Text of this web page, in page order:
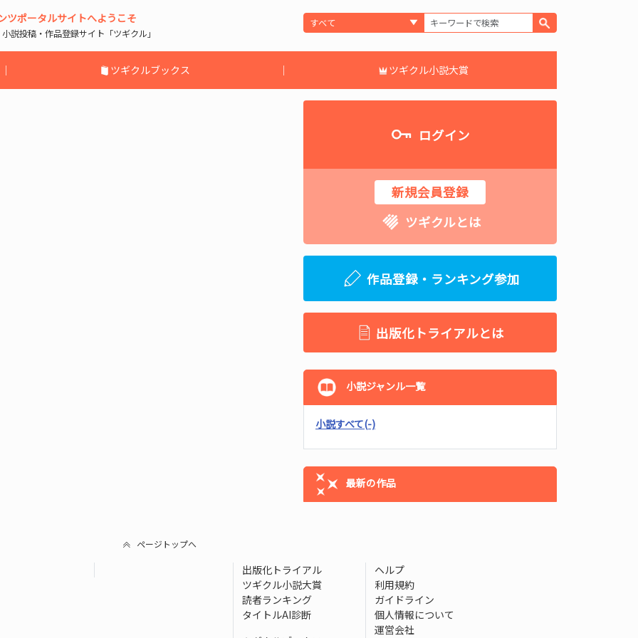
ツポータルサイトへようこそ
説投稿・作品登録サイト「ツギクル」
｜ ツギクルブックス ｜ ツギクル小説大賞
ログイン
新規会員登録
ツギクルとは
作品登録・ランキング参加
出版化トライアルとは
小説ジャンル一覧
小説すべて(-)
最新の作品
ページトップへ
出版化トライアル
ツギクル小説大賞
読者ランキング
タイトルAI診断
ヘルプ
利用規約
ガイドライン
個人情報について
運営会社